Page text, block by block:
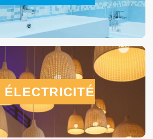
ÉLECTRICITÉ